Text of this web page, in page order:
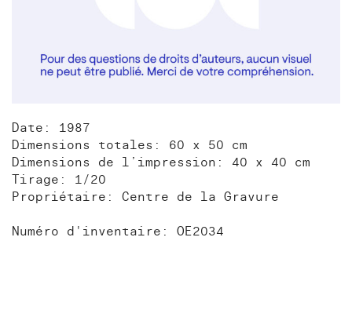
Date: 1987
Dimensions totales: 60 x 50 cm
Dimensions de l’impression: 40 x 40 cm
Tirage: 1/20
Propriétaire: Centre de la Gravure
Numéro d'inventaire: OE2034